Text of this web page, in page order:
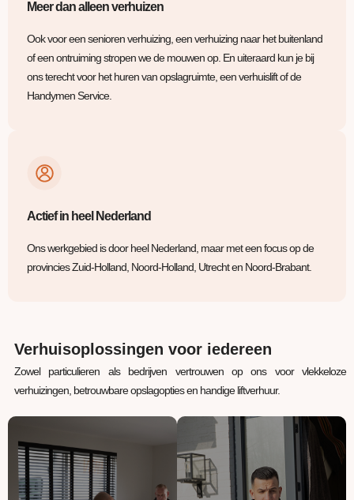
Meer dan alleen verhuizen
Ook voor een senioren verhuizing, een verhuizing naar het buitenland
of een ontruiming stropen we de mouwen op. En uiteraard kun je bij
ons terecht voor het huren van opslagruimte, een verhuislift of de
Handymen Service.
Actief in heel Nederland
Ons werkgebied is door heel Nederland, maar met een focus op de
provincies Zuid-Holland, Noord-Holland, Utrecht en Noord-Brabant.
Verhuisoplossingen voor iedereen
Zowel particulieren als bedrijven vertrouwen op ons voor vlekkeloze
verhuizingen, betrouwbare opslagopties en handige liftverhuur.
Verhuizing Opslagruimte